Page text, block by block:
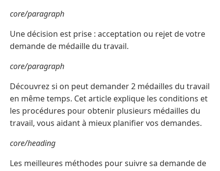
core/paragraph
Une décision est prise : acceptation ou rejet de votre
demande de médaille du travail.
core/paragraph
Découvrez si on peut demander 2 médailles du travail
en même temps. Cet article explique les conditions et
les procédures pour obtenir plusieurs médailles du
travail, vous aidant à mieux planifier vos demandes.
core/heading
Les meilleures méthodes pour suivre sa demande de